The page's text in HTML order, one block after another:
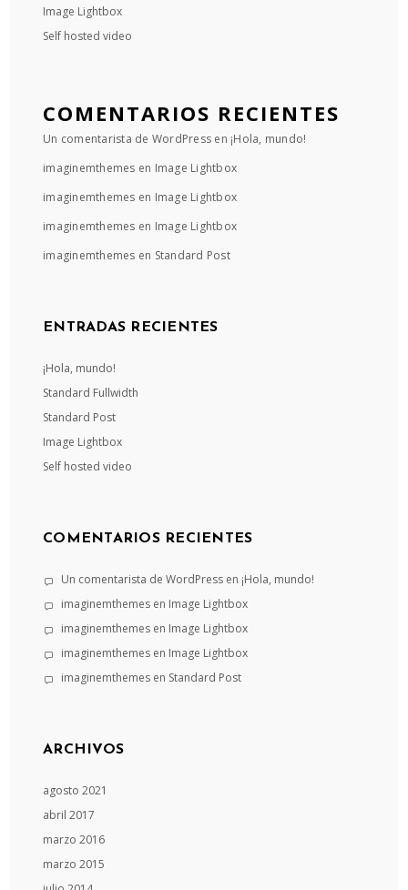
Image Lightbox
Self hosted video
COMENTARIOS RECIENTES
Un comentarista de WordPress en ¡Hola, mundo!
imaginemthemes en Image Lightbox
imaginemthemes en Image Lightbox
imaginemthemes en Image Lightbox
imaginemthemes en Standard Post
ENTRADAS RECIENTES
¡Hola, mundo!
Standard Fullwidth
Standard Post
Image Lightbox
Self hosted video
COMENTARIOS RECIENTES
Un comentarista de WordPress en ¡Hola, mundo!
imaginemthemes en Image Lightbox
imaginemthemes en Image Lightbox
imaginemthemes en Image Lightbox
imaginemthemes en Standard Post
ARCHIVOS
agosto 2021
abril 2017
marzo 2016
marzo 2015